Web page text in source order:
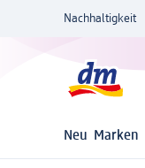
Nachhaltigkeit
Neu Marken